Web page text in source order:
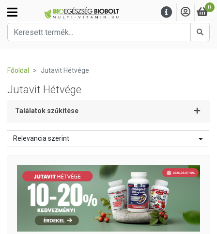
0
Főoldal Jutavit Hétvége
Jutavit Hétvége
Találatok szűkítése
Relevancia szerint